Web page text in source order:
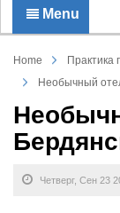
Menu
Home Практика
Необычный
Четверг, Сен 23